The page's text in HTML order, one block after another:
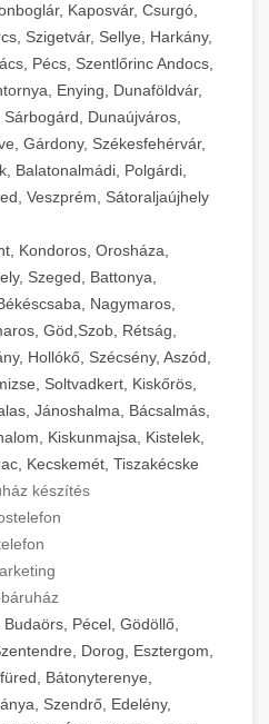
Kaposvár, Csurgó,
Szigetvár, Sellye, Harkány,
Pécs, Szentlőrinc Andocs,
Enying, Dunaföldvár,
Dunaújváros,
Gárdony, Székesfehérvár,
Balatonalmádi, Polgárdi,
Veszprém, Sátoraljaújhely
Kondoros, Orosháza,
Szeged, Battonya,
Nagymaros,
Göd,Szob, Rétság,
Hollókő, Szécsény, Aszód,
Soltvadkert, Kiskőrös,
Jánoshalma, Bácsalmás,
Kiskunmajsa, Kistelek,
Kecskemét, Tiszakécske
készítés
Pécel, Gödöllő,
Dorog, Esztergom,
Bátonyterenye,
Szendrő, Edelény,